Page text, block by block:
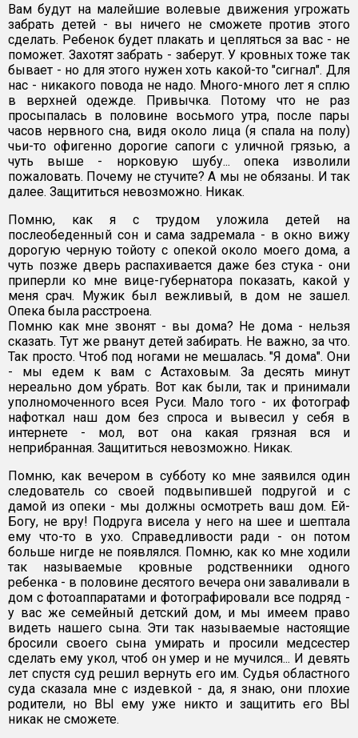
Вам будут на малейшие волевые движения угрожать
забрать детей - вы ничего не сможете против этого
сделать. Ребенок будет плакать и цепляться за вас - не
поможет. Захотят забрать - заберут. У кровных тоже так
бывает - но для этого нужен хоть какой-то "сигнал". Для
нас - никакого повода не надо. Много-много лет я сплю
в верхней одежде. Привычка. Потому что не раз
просыпалась в половине восьмого утра, после пары
часов нервного сна, видя около лица (я спала на полу)
чьи-то офигенно дорогие сапоги с уличной грязью, а
чуть выше - норковую шубу... опека изволили
пожаловать. Почему не стучите? А мы не обязаны. И так
далее. Защититься невозможно. Никак.
Помню, как я с трудом уложила детей на
послеобеденный сон и сама задремала - в окно вижу
дорогую черную тойоту с опекой около моего дома, а
чуть позже дверь распахивается даже без стука - они
приперли ко мне вице-губернатора показать, какой у
меня срач. Мужик был вежливый, в дом не зашел.
Опека была расстроена.
Помню как мне звонят - вы дома? Не дома - нельзя
сказать. Тут же рванут детей забирать. Не важно, за что.
Так просто. Чтоб под ногами не мешалась. "Я дома". Они
- мы едем к вам с Астаховым. За десять минут
нереально дом убрать. Вот как были, так и принимали
уполномоченного всея Руси. Мало того - их фотограф
нафоткал наш дом без спроса и вывесил у себя в
интернете - мол, вот она какая грязная вся и
неприбранная. Защититься невозможно. Никак.
Помню, как вечером в субботу ко мне заявился один
следователь со своей подвыпившей подругой и с
дамой из опеки - мы должны осмотреть ваш дом. Ей-
Богу, не вру! Подруга висела у него на шее и шептала
ему что-то в ухо. Справедливости ради - он потом
больше нигде не появлялся. Помню, как ко мне ходили
так называемые кровные родственники одного
ребенка - в половине десятого вечера они заваливали в
дом с фотоаппаратами и фотографировали все подряд -
у вас же семейный детский дом, и мы имеем право
видеть нашего сына. Эти так называемые настоящие
бросили своего сына умирать и просили медсестер
сделать ему укол, чтоб он умер и не мучился... И девять
лет спустя суд решил вернуть его им. Судья областного
суда сказала мне с издевкой - да, я знаю, они плохие
родители, но ВЫ ему уже никто и защитить его ВЫ
никак не сможете.